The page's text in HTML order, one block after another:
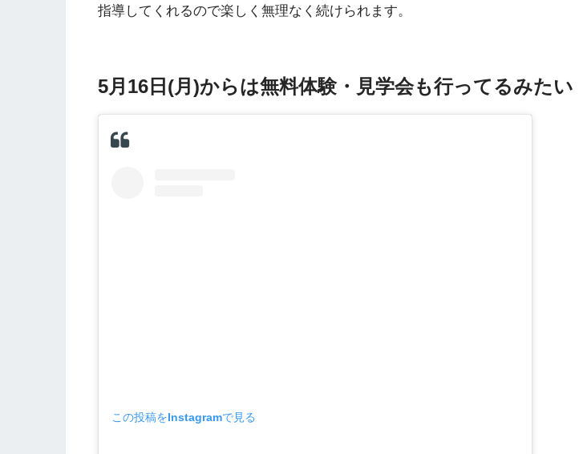
指導してくれるので楽しく無理なく続けられます。
5月16日(月)からは無料体験・見学会も行ってるみたい
この投稿をInstagramで見る